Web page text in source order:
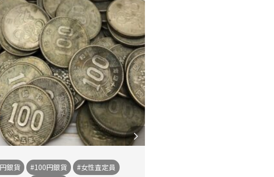
銀貨 #100円銀貨
#女性査定員